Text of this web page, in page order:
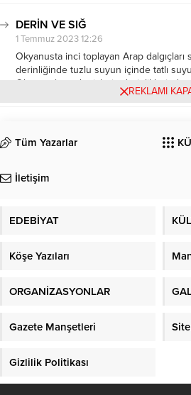
DERİN VE SIĞ
1 Temmuz 2023 12:26
Okyanusta inci toplayan Arap dalgıçları
derinliğinde tuzlu suyun içinde tatlı
Okyanusların denizlerin derinliklerinde
biliyor mu idin? Ne sığa aldan ne
Tüm Yazarlar
İletişim
EDEBİYAT
Köşe Yazıları
ORGANİZASYONLAR
Gazete Manşetleri
Gizlilik Politikası
REKLAMI